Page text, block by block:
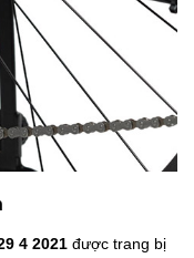
4 2021 được trang bị